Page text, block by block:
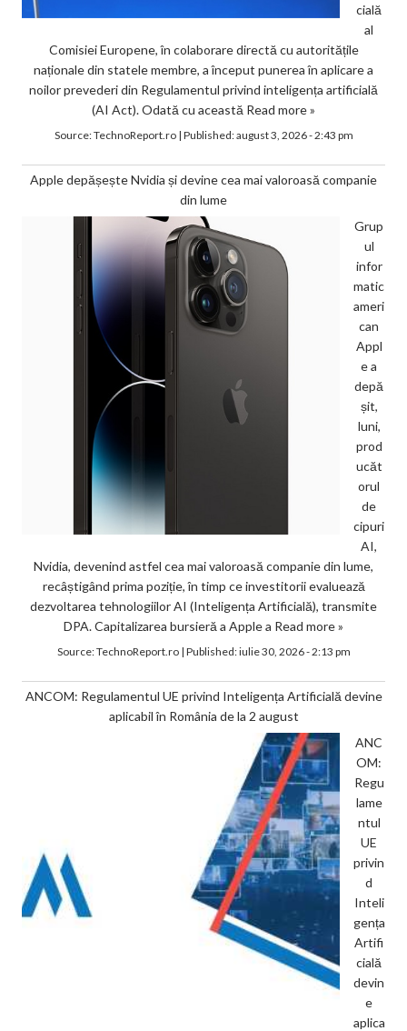
cială
al
Comisiei Europene, în colaborare directă cu autoritățile
naționale din statele membre, a început punerea în aplicare a
noilor prevederi din Regulamentul privind inteligența artificială
(AI Act). Odată cu această Read more »
Source:TechnoReport.ro| Published:august 3, 2026 - 2:43 pm
Apple depășește Nvidia și devine cea mai valoroasă companie
din lume
Grup
ul
infor
matic
ameri
can
Appl
e a
depă
șit,
luni,
prod
ucăt
orul
de
cipuri
AI,
Nvidia, devenind astfel cea mai valoroasă companie din lume,
recâștigând prima poziție, în timp ce investitorii evaluează
dezvoltarea tehnologiilor AI (Inteligența Artificială), transmite
DPA. Capitalizarea bursieră a Apple a Read more »
Source:TechnoReport.ro| Published:iulie 30, 2026 - 2:13 pm
ANCOM: Regulamentul UE privind Inteligența Artificială devine
aplicabil în România de la 2 august
ANC
OM:
Regu
lame
ntul
UE
privin
d
Inteli
gența
Artifi
cială
devin
e
aplica